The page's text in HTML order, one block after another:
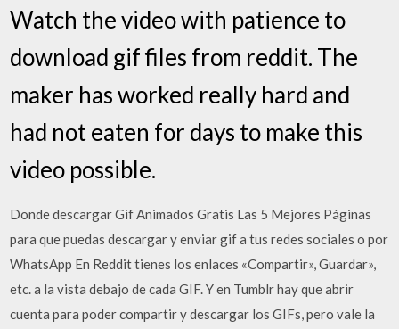
Watch the video with patience to
download gif files from reddit. The
maker has worked really hard and
had not eaten for days to make this
video possible.
Donde descargar Gif Animados Gratis Las 5 Mejores Páginas
para que puedas descargar y enviar gif a tus redes sociales o por
WhatsApp En Reddit tienes los enlaces «Compartir», Guardar»,
etc. a la vista debajo de cada GIF. Y en Tumblr hay que abrir
cuenta para poder compartir y descargar los GIFs, pero vale la